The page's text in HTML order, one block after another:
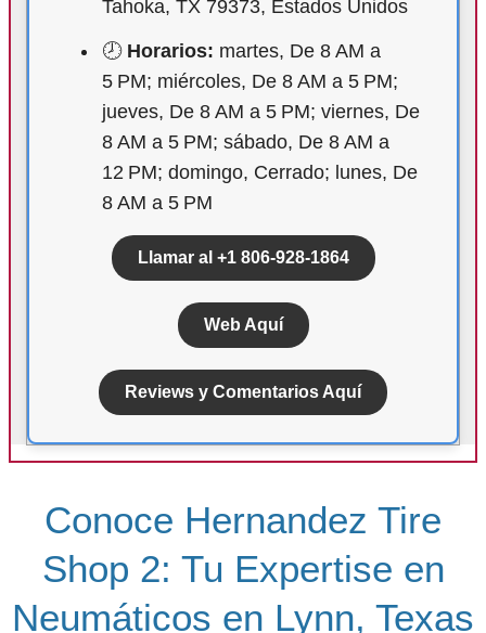
Tahoka, TX 79373, Estados Unidos
🕗 Horarios: martes, De 8 AM a
5 PM; miércoles, De 8 AM a 5 PM;
jueves, De 8 AM a 5 PM; viernes, De
8 AM a 5 PM; sábado, De 8 AM a
12 PM; domingo, Cerrado; lunes, De
8 AM a 5 PM
Llamar al +1 806-928-1864
Web Aquí
Reviews y Comentarios Aquí
Conoce Hernandez Tire
Shop 2: Tu Expertise en
Neumáticos en Lynn, Texas